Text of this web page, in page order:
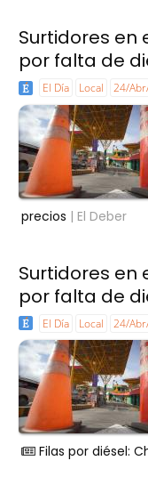
Surtidores en
por falta de
El Día Local 24/
precios | El Deber
Surtidores en
por falta de
El Día Local 24/
Filas por diésel: